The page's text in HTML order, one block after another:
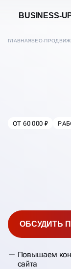
BUSINESS-
ГЛАВНАЯSEO-
ОТ 60 000 ₽
Повышаем
сайта
ОБСУДИТЬ